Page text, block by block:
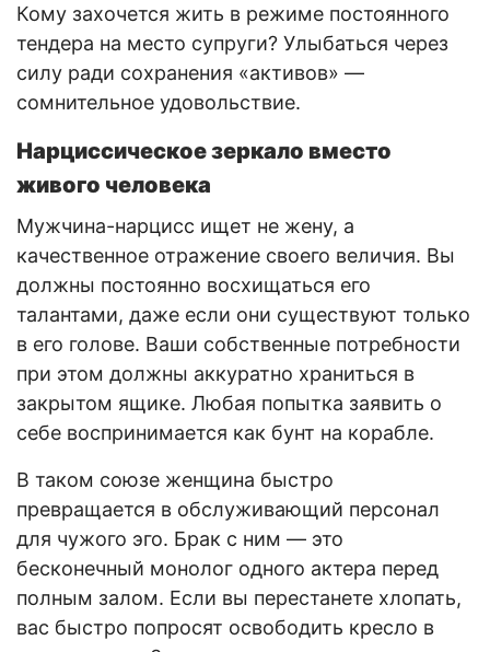
Кому захочется жить в режиме постоянного
тендера на место супруги? Улыбаться через
силу ради сохранения «активов» —
сомнительное удовольствие.
Нарциссическое зеркало вместо
живого человека
Мужчина-нарцисс ищет не жену, а
качественное отражение своего величия. Вы
должны постоянно восхищаться его
талантами, даже если они существуют только
в его голове. Ваши собственные потребности
при этом должны аккуратно храниться в
закрытом ящике. Любая попытка заявить о
себе воспринимается как бунт на корабле.
В таком союзе женщина быстро
превращается в обслуживающий персонал
для чужого эго. Брак с ним — это
бесконечный монолог одного актера перед
полным залом. Если вы перестанете хлопать,
вас быстро попросят освободить кресло в